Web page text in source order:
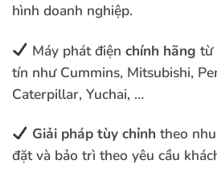
hình doanh nghiệp.
Máy phát điện chính hãng từ
tín như Cummins, Mitsubishi,
Caterpillar, Yuchai, …
Giải pháp tùy chỉnh theo
đặt và bảo trì theo yêu cầu